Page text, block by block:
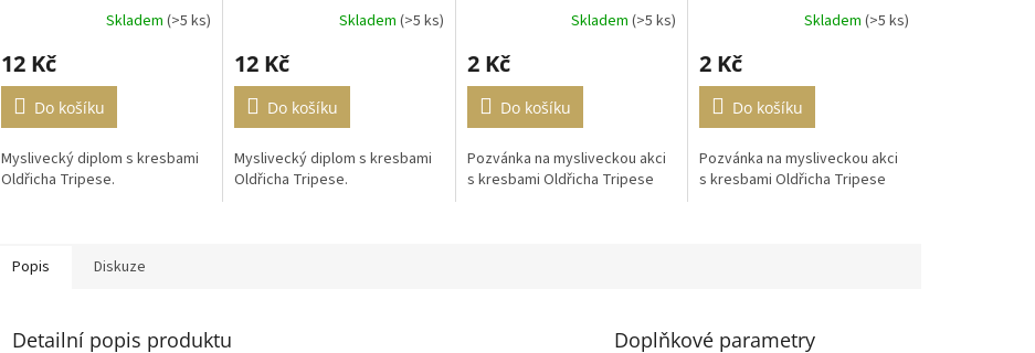
Skladem (>5 ks)
12 Kč
Do košíku
Myslivecký diplom s kresbami
Oldřicha Tripese.
Skladem (>5 ks)
12 Kč
Do košíku
Myslivecký diplom s kresbami
Oldřicha Tripese.
Skladem(>5 ks)
2 Kč
Do košíku
Pozvánka na mysliveckou akci
s kresbami Oldřicha Tripese
Skladem (>5 ks)
2 Kč
Do košíku
Pozvánka na mysliveckou akci
s kresbami Oldřicha Tripese
Popis Diskuze
Detailní popis produktu Doplňkové parametry